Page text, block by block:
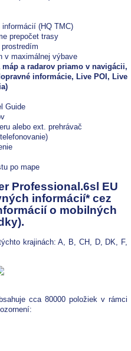
(HQ TMC)
prepočet trasy
v maximálnej výbave
a radarov priamo v navigácii,
informácie, Live POI, Live
Guide
alebo ext. prehrávač
po mape
Professional.6sl EU
informácií* cez
o mobilných
krajinách: A, B, CH, D, DK, F,
cca 80000 položiek v rámci